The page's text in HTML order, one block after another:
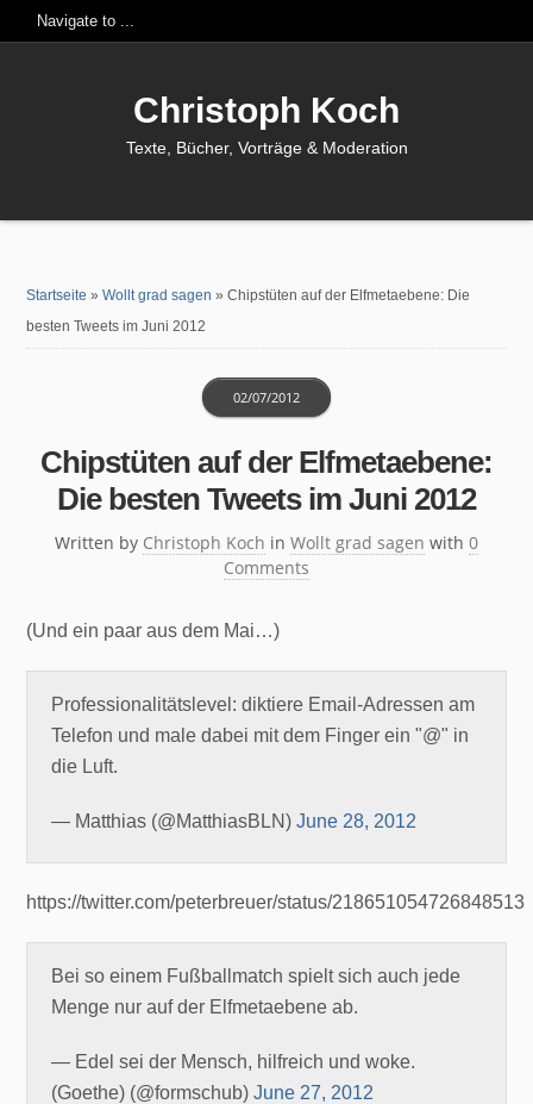
Christoph Koch
Texte, Bücher, Vorträge & Moderation
Startseite »Wollt grad sagen »Chipstüten auf der Elfmetaebene: Die
besten Tweets im Juni 2012
Chipstüten auf der Elfmetaebene:
Die besten Tweets im Juni 2012
Written by Christoph Koch
02/07/2012
in Wollt grad sagen with 0
Comments
(Und ein paar aus dem Mai…)
Professionalitätslevel: diktiere Email-Adressen am
Telefon und male dabei mit dem Finger ein "@" in
die Luft.
— Matthias (@MatthiasBLN)June 28, 2012
https://twitter.com/peterbreuer/status/218651054726848513
Bei so einem Fußballmatch spielt sich auch jede
Menge nur auf der Elfmetaebene ab.
— Edel sei der Mensch, hilfreich und woke.
(Goethe) (@formschub)June 27, 2012